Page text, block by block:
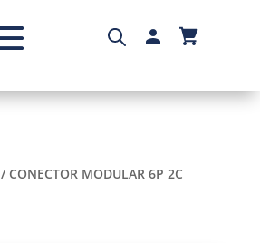
/ CONECTOR MODULAR 6P 2C